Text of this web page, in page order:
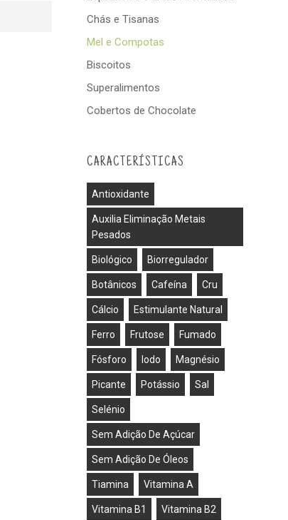
Chás e Tisanas
Mel e Compotas
Biscoitos
Superalimentos
Cobertos de Chocolate
CARACTERÍSTICAS
Antioxidante
Auxilia Eliminação Metais
Pesados
Biológico Biorregulador
Botânicos Cafeína Cru
Cálcio Estimulante Natural
Ferro Frutose Fumado
Fósforo Iodo Magnésio
Picante Potássio Sal
Selénio
Sem Adição De Açúcar
Sem Adição De Óleos
Tiamina Vitamina A
Vitamina B1 Vitamina B2